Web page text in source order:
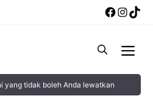
yang tidak boleh Anda lewatkan